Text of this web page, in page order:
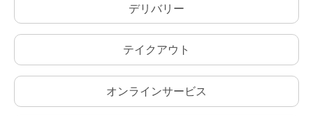
デリバリー
テイクアウト
オンラインサービス